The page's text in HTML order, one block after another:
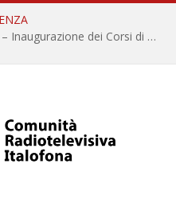
Università per Stranieri di Siena – Inaugurazione dei Corsi di Lingua e Cultura Italiana, 109a annata